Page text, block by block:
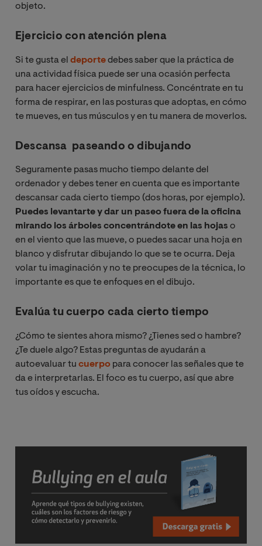
objeto.
Ejercicio con atención plena
Si te gusta el deportedebes saber que la práctica de
una actividad física puede ser una ocasión perfecta
para hacer ejercicios de minfulness. Concéntrate en tu
forma de respirar, en las posturas que adoptas, en cómo
te mueves, en tus músculos y en tu manera de moverlos.
Descansa paseando o dibujando
Seguramente pasas mucho tiempo delante del
ordenador y debes tener en cuenta que es importante
descansar cada cierto tiempo (dos horas, por ejemplo).
Puedes levantarte y dar un paseo fuera de la oficina
mirando los árboles concentrándote en las hojas o
en el viento que las mueve, o puedes sacar una hoja en
blanco y disfrutar dibujando lo que se te ocurra. Deja
volar tu imaginación y no te preocupes de la técnica, lo
importante es que te enfoques en el dibujo.
Evalúa tu cuerpo cada cierto tiempo
¿Cómo te sientes ahora mismo? ¿Tienes sed o hambre?
¿Te duele algo? Estas preguntas de ayudarán a
autoevaluar tu cuerpo para conocer las señales que te
da e interpretarlas. El foco es tu cuerpo, así que abre
tus oídos y escucha.